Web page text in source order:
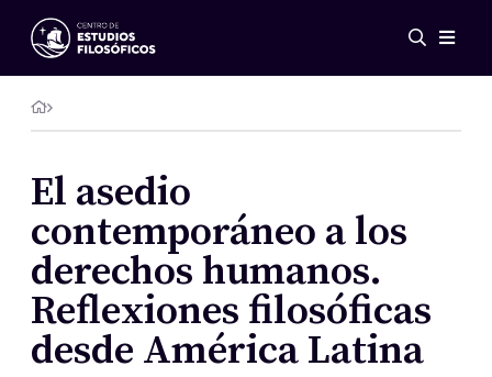
Eventos
Novedades
Investigación
Redes
Publicaciones
Galería
ES
EN
Acerca de nosotros
Miembros
Reglamento
El asedio
contemporáneo a los
derechos humanos.
Reflexiones filosóficas
desde América Latina